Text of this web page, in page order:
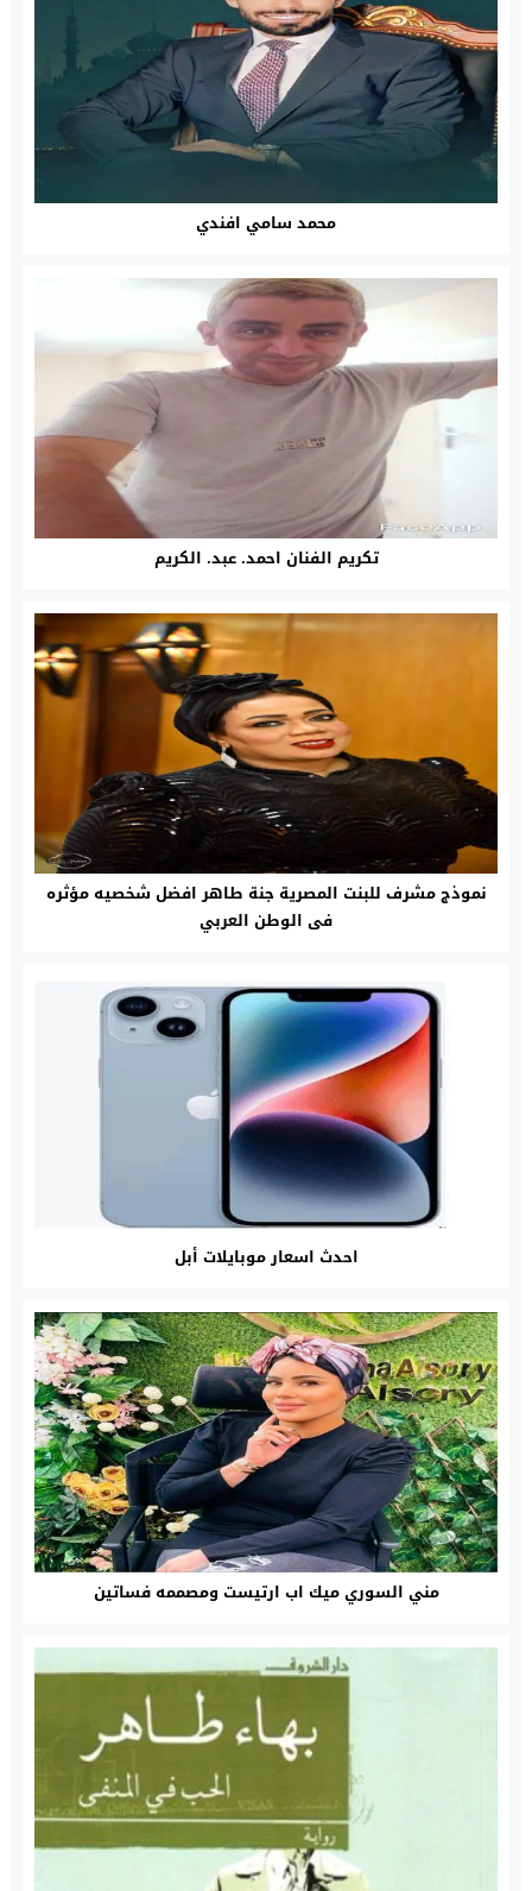
محمد سامي افندي
تكريم الفنان احمد. عبد. الكريم
نموذج مشرف للبنت المصرية جنة طاهر افضل شخصيه مؤثره
فى الوطن العربي
احدث اسعار موبايلات أبل
مني السوري ميك اب ارتيست ومصممه فساتين